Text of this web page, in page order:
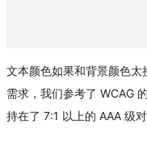
文本颜色如果和背景颜色
需求，我们参考了 WCAG
持在了 7:1 以上的 AAA 级对